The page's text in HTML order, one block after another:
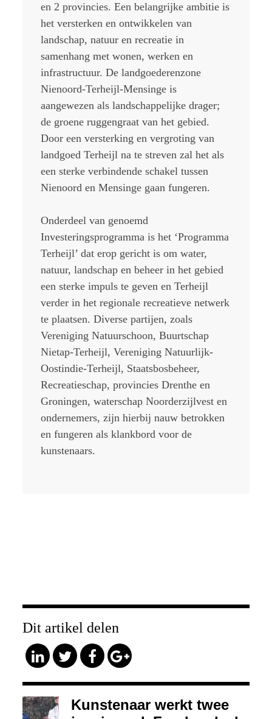
en 2 provincies. Een belangrijke ambitie is
het versterken en ontwikkelen van
landschap, natuur en recreatie in
samenhang met wonen, werken en
infrastructuur. De landgoederenzone
Nienoord-Terheijl-Mensinge is
aangewezen als landschappelijke drager;
de groene ruggengraat van het gebied.
Door een versterking en vergroting van
landgoed Terheijl na te streven zal het als
een sterke verbindende schakel tussen
Nienoord en Mensinge gaan fungeren.
Onderdeel van genoemd
Investeringsprogramma is het ‘Programma
Terheijl’ dat erop gericht is om water,
natuur, landschap en beheer in het gebied
een sterke impuls te geven en Terheijl
verder in het regionale recreatieve netwerk
te plaatsen. Diverse partijen, zoals
Vereniging Natuurschoon, Buurtschap
Nietap-Terheijl, Vereniging Natuurlijk-
Oostindie-Terheijl, Staatsbosbeheer,
Recreatieschap, provincies Drenthe en
Groningen, waterschap Noorderzijlvest en
ondernemers, zijn hierbij nauw betrokken
en fungeren als klankbord voor de
kunstenaars.
Dit artikel delen
Kunstenaar werkt twee